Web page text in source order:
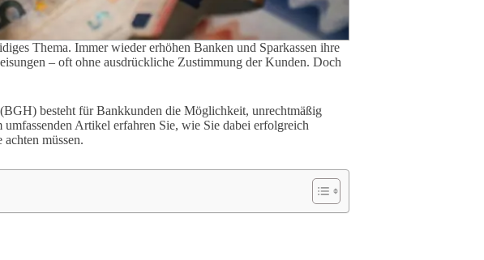
Thema. Immer wieder erhöhen Banken und Sparkassen ihre
– oft ohne ausdrückliche Zustimmung der Kunden. Doch
besteht für Bankkunden die Möglichkeit, unrechtmäßig
Artikel erfahren Sie, wie Sie dabei erfolgreich
müssen.